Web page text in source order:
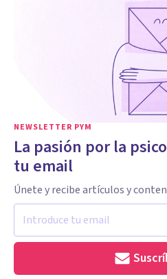
NEWSLETTER PYM
La pasión por la
tu email
Únete y recibe artículos y